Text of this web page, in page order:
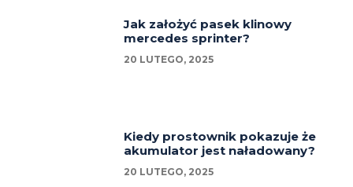
Jak założyć pasek klinowy
mercedes sprinter?
20 LUTEGO, 2025
Kiedy prostownik pokazuje że
akumulator jest naładowany?
20 LUTEGO, 2025